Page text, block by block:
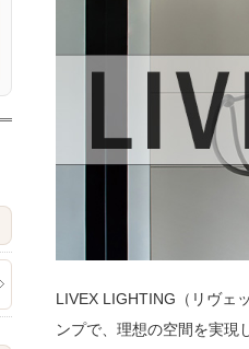
LIVEX LIGHTING（リヴェ
ンプで、理想の空間を実現